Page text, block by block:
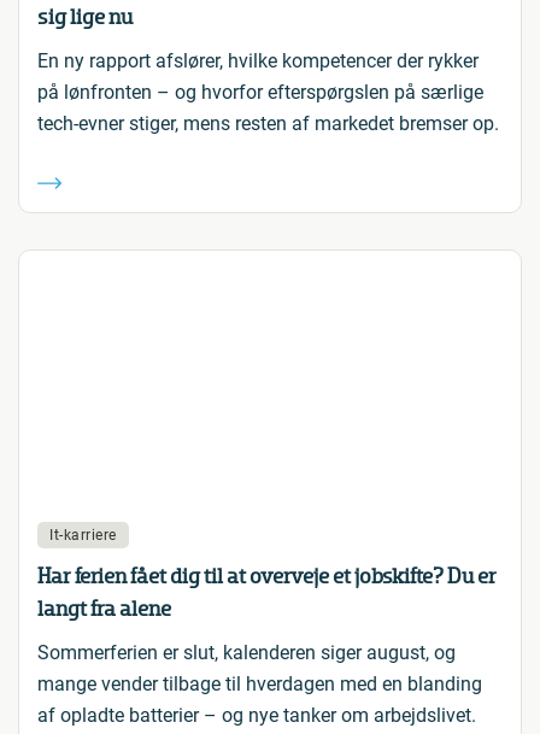
sig lige nu
En ny rapport afslører, hvilke kompetencer der rykker
på lønfronten – og hvorfor efterspørgslen på særlige
tech-evner stiger, mens resten af markedet bremser op.
It-karriere
Har ferien fået dig til at overveje et jobskifte? Du er
langt fra alene
Sommerferien er slut, kalenderen siger august, og
mange vender tilbage til hverdagen med en blanding
af opladte batterier – og nye tanker om arbejdslivet.